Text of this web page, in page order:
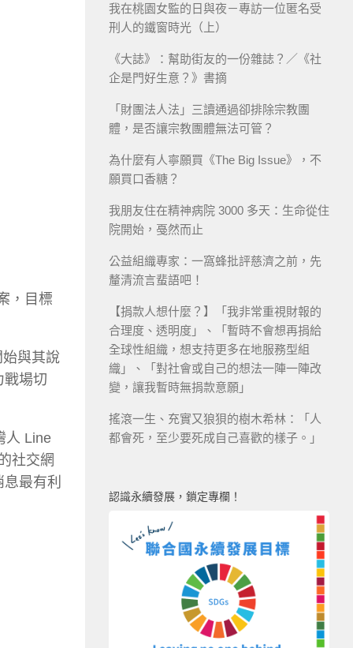
，目標
與其說
戰場切
人 Line
社交網
最有利
我在桃園女監的日與夜－專訪一位匿名受
刑人的鐵窗時光（上）
《大誌》：幫助街友的一份雜誌？／《社
企是門好生意？》書摘
「財團法人法」三讀通過卻排除宗教團
體，是否讓宗教團體無法可管？
為什麼有人寧願買《The Big Issue》，不
願買口香糖？
我朋友住在精神病院 3000 多天：生命從住
院開始，戞然而止
公益組織專家：一窩蜂批評慈濟之前，先
釐清流言蜚語吧！
【捐款人想什麼？】「我非常重視財報的
合理度、透明度」、「暫時不會想再捐給
全球性組織，想支持更多在地服務型組
織」、「對社會或自己的想法一陣一陣改
變，讓我暫時無捐款意願」
搖滾一生、充實又狼狽的樹木希林：「人
都會死，至少要死成自己喜歡的樣子。」
認識永續發展，鎖定專欄！